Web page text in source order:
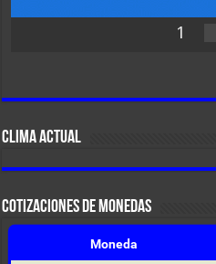
1
CLIMA ACTUAL
COTIZACIONES DE MONEDAS
Moneda